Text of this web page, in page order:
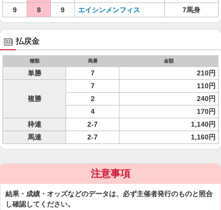
9
8 9 エイシンメンフィス 7馬身
払戻金
種類 馬番 金額
単勝 7 210円
複勝
7
110円
2
240円
4
170円
枠連
2-7
1,140円
馬連
2-7 1,160円
注意事項
結果・成績・オッズなどのデータは、必ず主催者発行のものと照合
し確認してください。